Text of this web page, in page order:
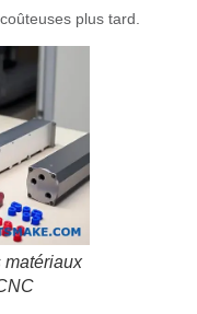
plus tard.
matériaux